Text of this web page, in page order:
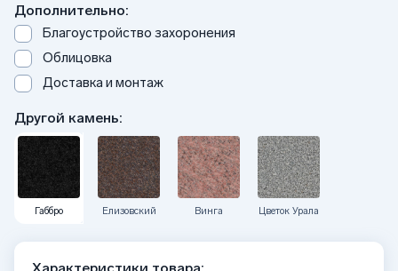
Дополнительно:
Благоустройство захоронения
Облицовка
Доставка и монтаж
Другой камень:
Габбро Елизовский Винга Цветок Урала